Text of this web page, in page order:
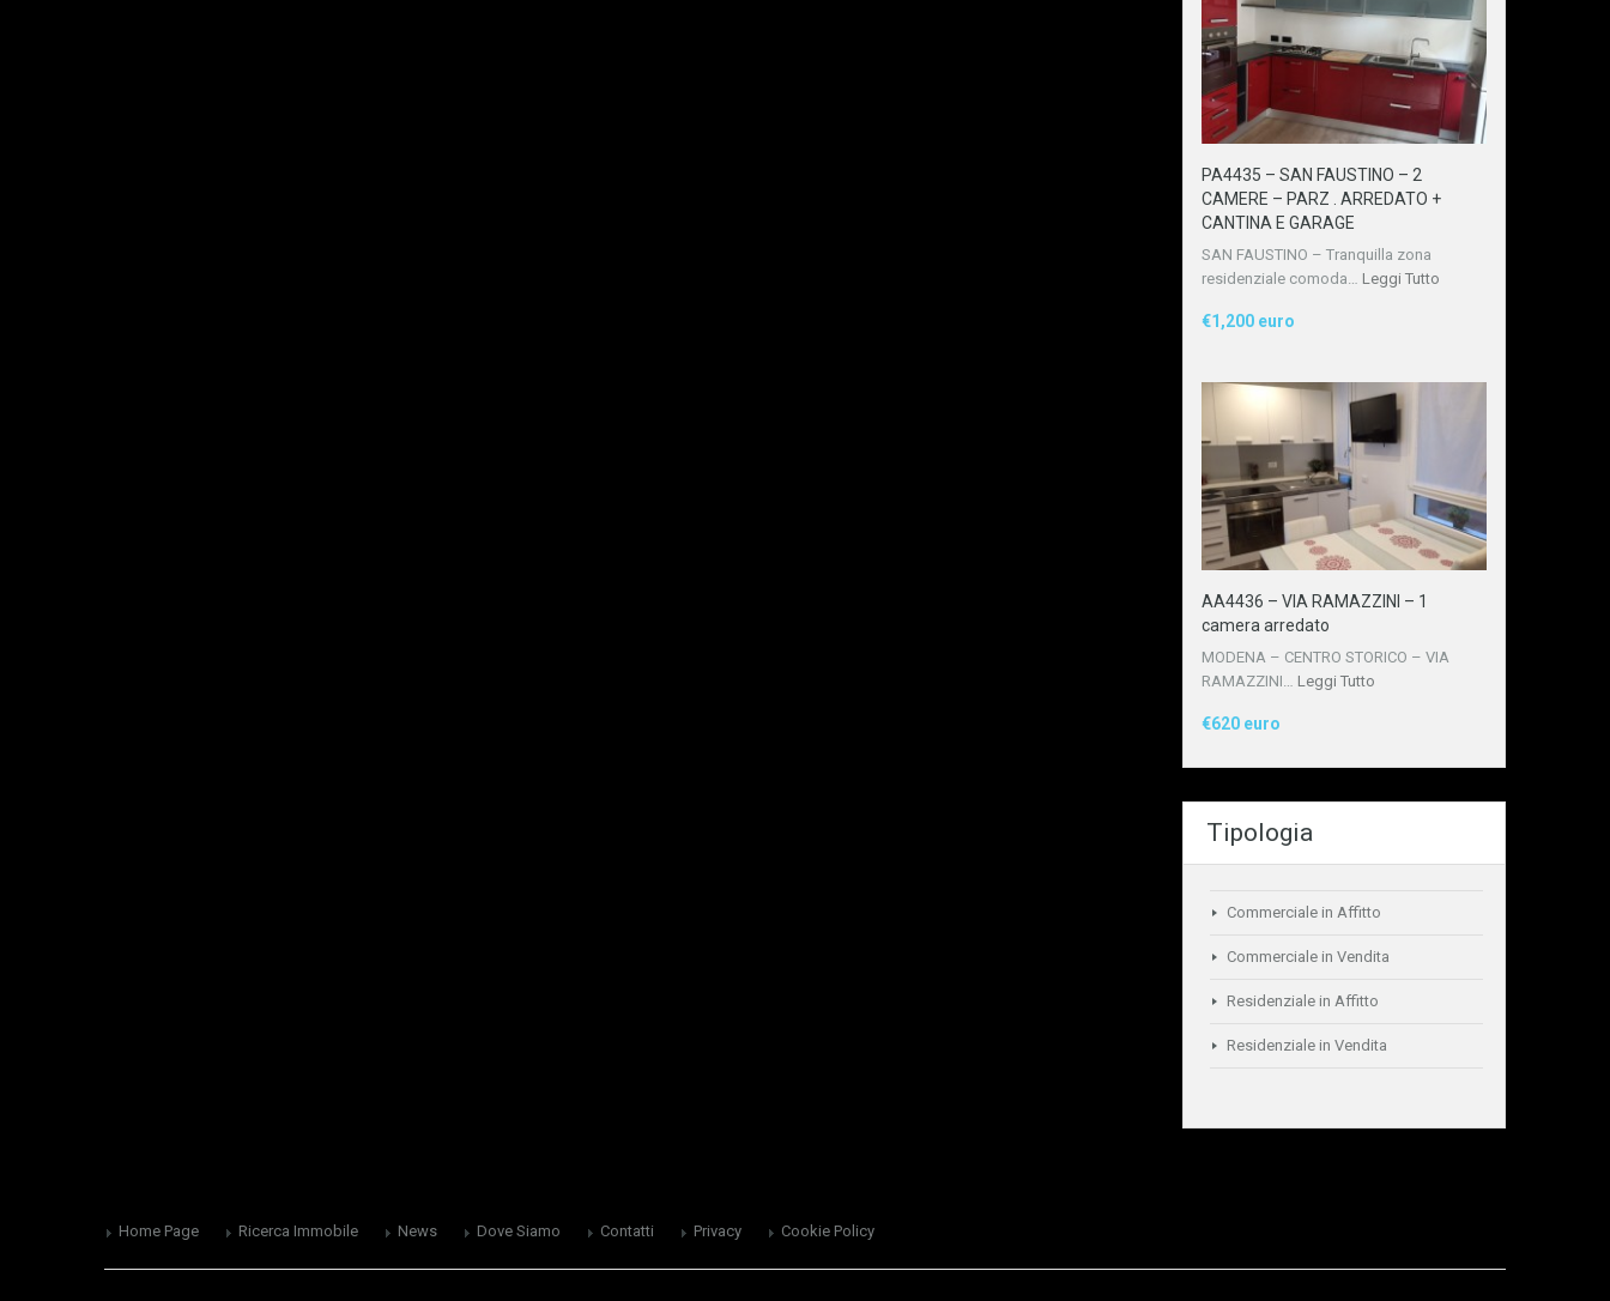
PA4435 – SAN FAUSTINO – 2
CAMERE – PARZ . ARREDATO +
CANTINA E GARAGE
SAN FAUSTINO – Tranquilla zona
residenziale comoda… Leggi Tutto
€1,200 euro
AA4436 – VIA RAMAZZINI – 1
camera arredato
MODENA – CENTRO STORICO – VIA
RAMAZZINI… Leggi Tutto
€620 euro
Tipologia
Commerciale in Affitto
Commerciale in Vendita
Residenziale in Affitto
Residenziale in Vendita
Home Page Ricerca Immobile News Dove Siamo Contatti Privacy Cookie Policy